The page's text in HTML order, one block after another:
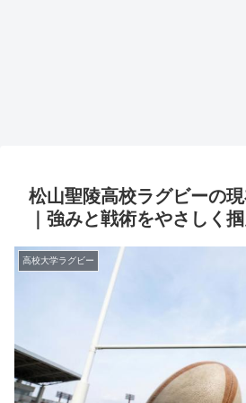
松山聖陵高校ラグビーの
｜強みと戦術をやさしく
高校大学ラグビー